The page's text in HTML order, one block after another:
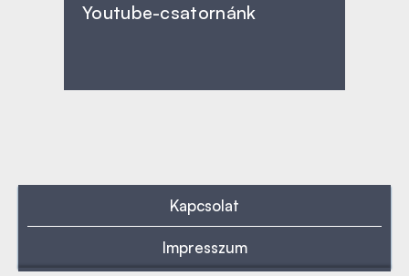
Youtube-csatornánk
Kapcsolat
Impresszum